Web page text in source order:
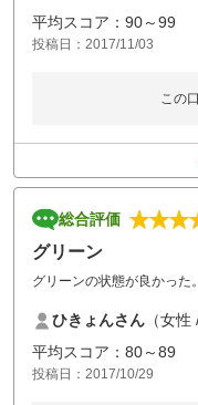
４サムだと渋滞してしま
続に気を使いました。
平均スコア：90～99
投稿日：2017/11/03
この
総合評価
グリーン
グリーンの状態が良かった。
ひきょんさん （女性
平均スコア：80～89
投稿日：2017/10/29